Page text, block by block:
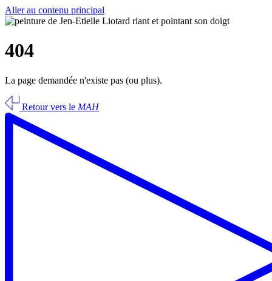
Aller au contenu principal
404
La page demandée n'existe pas (ou plus).
Retour vers le MAH